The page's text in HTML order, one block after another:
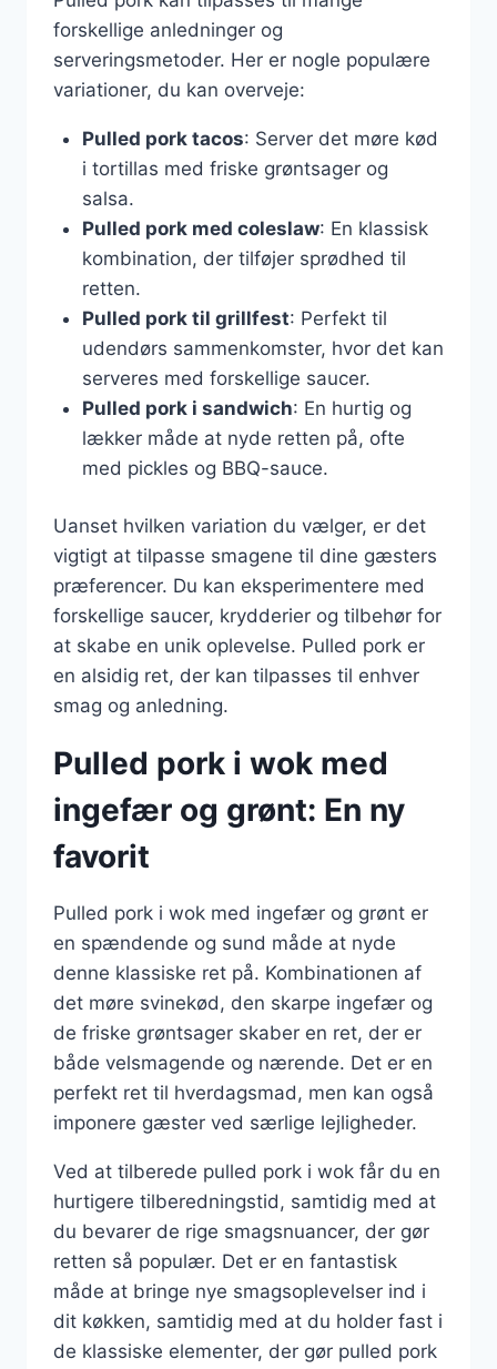
forskellige anledninger og
serveringsmetoder. Her er nogle populære
variationer, du kan overveje:
Pulled pork tacos: Server det møre kød
i tortillas med friske grøntsager og
salsa.
Pulled pork med coleslaw: En klassisk
kombination, der tilføjer sprødhed til
retten.
Pulled pork til grillfest: Perfekt til
udendørs sammenkomster, hvor det kan
serveres med forskellige saucer.
Pulled pork i sandwich: En hurtig og
lækker måde at nyde retten på, ofte
med pickles og BBQ-sauce.
Uanset hvilken variation du vælger, er det
vigtigt at tilpasse smagene til dine gæsters
præferencer. Du kan eksperimentere med
forskellige saucer, krydderier og tilbehør for
at skabe en unik oplevelse. Pulled pork er
en alsidig ret, der kan tilpasses til enhver
smag og anledning.
Pulled pork i wok med
ingefær og grønt: En ny
favorit
Pulled pork i wok med ingefær og grønt er
en spændende og sund måde at nyde
denne klassiske ret på. Kombinationen af
det møre svinekød, den skarpe ingefær og
de friske grøntsager skaber en ret, der er
både velsmagende og nærende. Det er en
perfekt ret til hverdagsmad, men kan også
imponere gæster ved særlige lejligheder.
Ved at tilberede pulled pork i wok får du en
hurtigere tilberedningstid, samtidig med at
du bevarer de rige smagsnuancer, der gør
retten så populær. Det er en fantastisk
måde at bringe nye smagsoplevelser ind i
dit køkken, samtidig med at du holder fast i
de klassiske elementer, der gør pulled pork